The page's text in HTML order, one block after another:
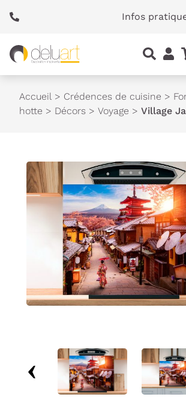
Infos
Accueil > Crédences de cuisine >
hotte > Décors > Voyage > Village